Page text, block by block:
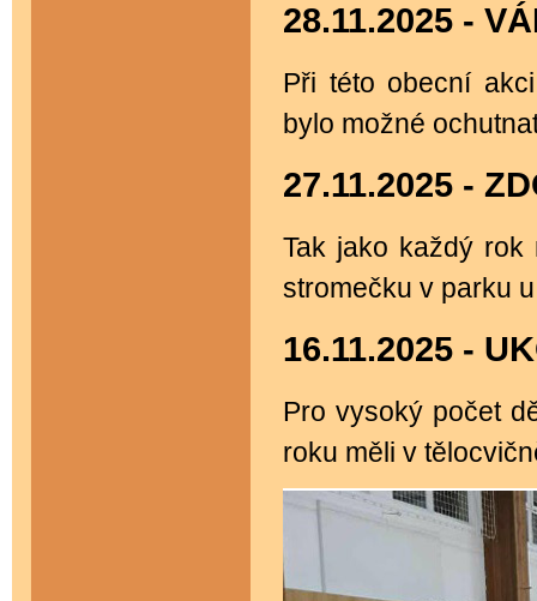
28.11.2025 -
Při této obecní
bylo možné
27.11.2025 -
Tak jako každý rok
stromečku v parku
16.11.2025 -
Pro vysoký počet
roku měli v